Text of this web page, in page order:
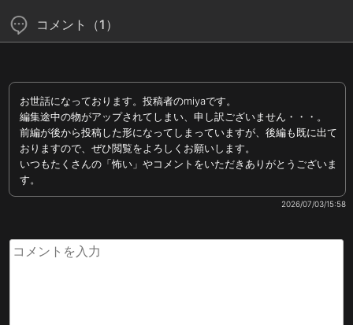
コメント（1）
お世話になっております。投稿者のmiyaです。
編集途中の物がアップされてしまい、申し訳ございません・・・。
前編が後から投稿した形になってしまっていますが、後編も既に出て
おりますので、ぜひ閲覧をよろしくお願いします。
いつもたくさんの「怖い」やコメントをいただきありがとうございま
す。
2026/07/03/15:58